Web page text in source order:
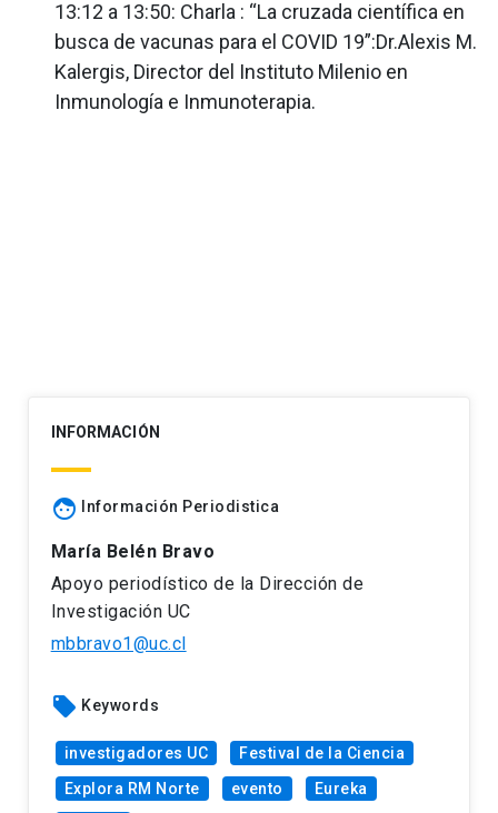
13:12 a 13:50: Charla : “La cruzada científica en
busca de vacunas para el COVID 19”:Dr.Alexis M.
Kalergis, Director del Instituto Milenio en
Inmunología e Inmunoterapia.
INFORMACIÓN
face Información Periodistica
María Belén Bravo
Apoyo periodístico de la Dirección de
Investigación UC
mbbravo1@uc.cl
local_offer Keywords
investigadores UC
Festival de la Ciencia
Explora RM Norte
evento
Eureka